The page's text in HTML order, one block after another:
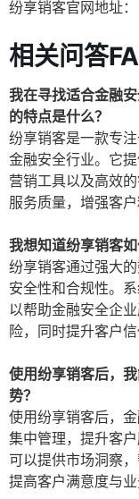
纷享销客官网地址：
相关问答
我在寻找适合金融
的特点是什么？
纷享销客是一款专
金融安全行业。它
营销工具以及高效
服务质量，增强客户
我想知道纷享销客
纷享销客通过强大
安全性和合规性。
以帮助金融安全企
险，同时提升客户信
使用纷享销客后，
势？
使用纷享销客后，
集中管理，提升客
可以提供市场洞察
提高客户满意度与业